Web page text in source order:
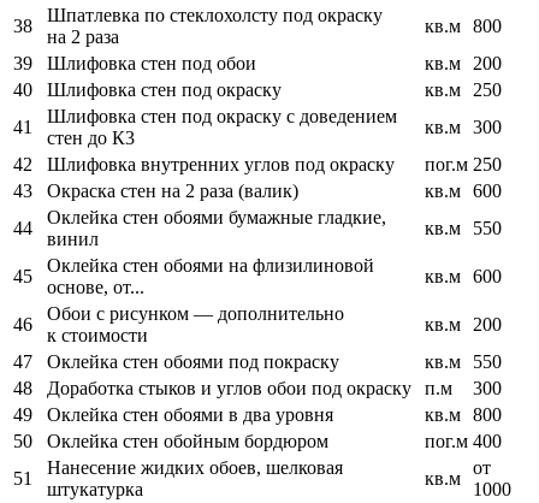
38
Шпатлевка по стеклохолсту под окраску
на 2 раза
кв.м 800
39
Шлифовка стен под обои кв.м
200
40
Шлифовка стен под окраску кв.м
250
41
Шлифовка стен под окраску с доведением
стен до К3
кв.м 300
42
Шлифовка внутренних углов под окраску пог.м 250
43
Окраска стен на 2 раза (валик) кв.м 600
44
Оклейка стен обоями бумажные гладкие,
винил
кв.м 550
45
Оклейка стен обоями на флизилиновой
основе, от...
кв.м 600
46
Обои с рисунком — дополнительно
к стоимости
кв.м
200
47
Оклейка стен обоями под покраску кв.м
550
48
Доработка стыков и углов обои под окраску п.м
300
49
Оклейка стен обоями в два уровня кв.м 800
50
Оклейка стен обойным бордюром пог.м 400
51
Нанесение жидких обоев, шелковая
штукатурка
кв.м
от
1000